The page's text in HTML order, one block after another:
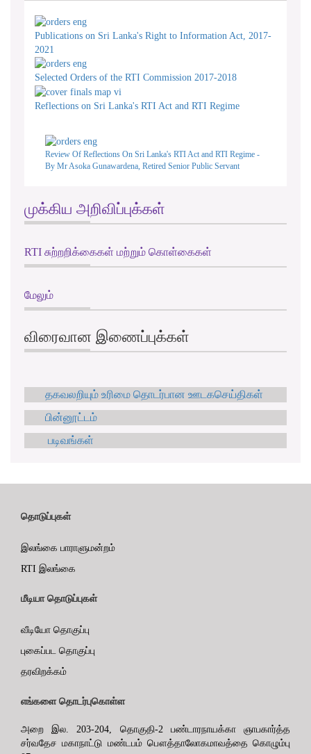
Publications on Sri Lanka's Right to Information Act, 2017-
2021
Selected Orders of the RTI Commission 2017-2018
Reflections on Sri Lanka's RTI Act and RTI Regime
Review Of Reflections On Sri Lanka's RTI Act and RTI Regime -
By Mr Asoka Gunawardena, Retired Senior Public Servant
முக்கிய அறிவிப்புக்கள்
RTI சுற்றறிக்கைகள் மற்றும் கொள்கைகள்
மேலும்
விரைவான இணைப்புக்கள்
தகவலறியும் உரிமை தொடர்பான ஊடகசெய்திகள்
பின்னூட்டம்
படிவங்கள்
தொடுப்புகள்
இலங்கை பாராளுமன்றம்
RTI இலங்கை
மீடியா தொடுப்புகள்
வீடியோ தொகுப்பு
புகைப்பட தொகுப்பு
தரவிறக்கம்
எங்களை தொடர்புகொள்ள
அறை இல. 203-204, தொகுதி-2 பண்டாரநாயக்கா ஞாபகார்த்த
சர்வதேச மகாநாட்டு மண்டபம் பௌத்தாலோகமாவத்தை கொழும்பு